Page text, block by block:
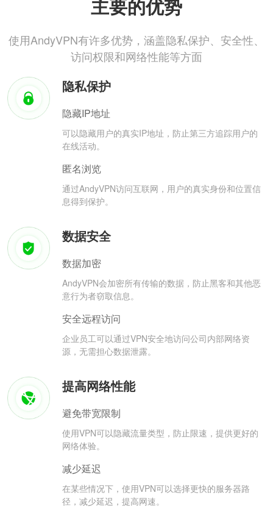
主要的优势
使用AndyVPN有许多优势，涵盖隐私保护、安全性、
访问权限和网络性能等方面
隐私保护
隐藏IP地址
可以隐藏用户的真实IP地址，防止第三方追踪用户的
在线活动。
匿名浏览
通过AndyVPN访问互联网，用户的真实身份和位置信
息得到保护。
数据安全
数据加密
AndyVPN会加密所有传输的数据，防止黑客和其他恶
意行为者窃取信息。
安全远程访问
企业员工可以通过VPN安全地访问公司内部网络资
源，无需担心数据泄露。
提高网络性能
避免带宽限制
使用VPN可以隐藏流量类型，防止限速，提供更好的
网络体验。
减少延迟
在某些情况下，使用VPN可以选择更快的服务器路
径，减少延迟，提高网速。